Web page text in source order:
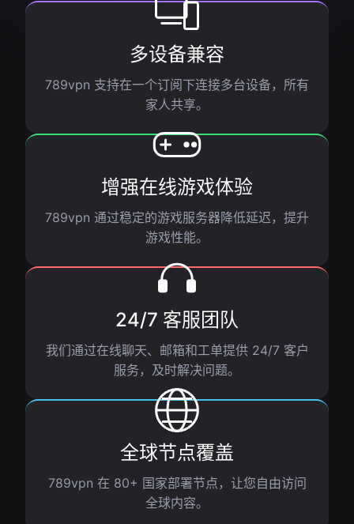
多设备兼容
789vpn 支持在一个订阅下连接多台设备，所有
家人共享。
增强在线游戏体验
789vpn 通过稳定的游戏服务器降低延迟，提升
游戏性能。
24/7 客服团队
我们通过在线聊天、邮箱和工单提供 24/7 客户
服务，及时解决问题。
全球节点覆盖
789vpn 在 80+ 国家部署节点，让您自由访问
全球内容。